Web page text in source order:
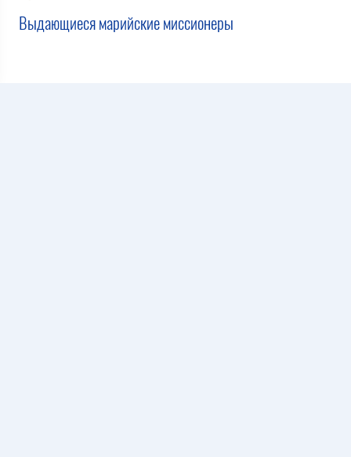
Выдающиеся марийские миссионеры